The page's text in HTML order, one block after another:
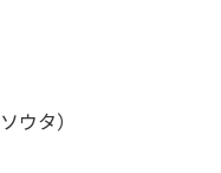
ウタ）